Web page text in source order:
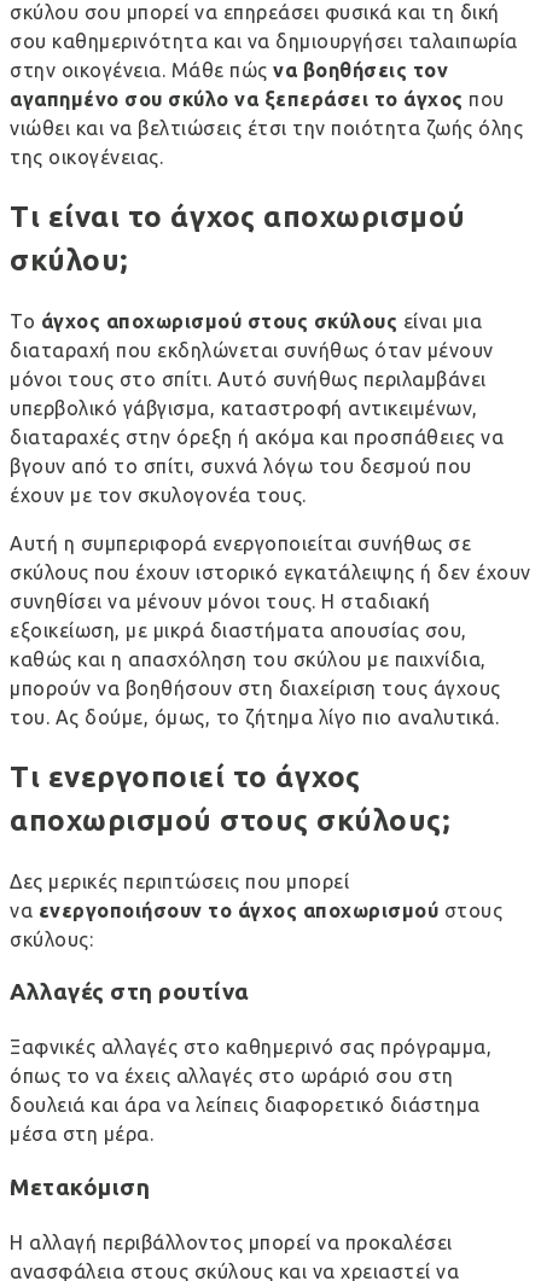
σκύλου σου μπορεί να επηρεάσει φυσικά και τη δική
σου καθημερινότητα και να δημιουργήσει ταλαιπωρία
στην οικογένεια. Μάθε πώς να βοηθήσεις τον
αγαπημένο σου σκύλο να ξεπεράσει το άγχος που
νιώθει και να βελτιώσεις έτσι την ποιότητα ζωής όλης
της οικογένειας.
Τι είναι το άγχος αποχωρισμού
σκύλου;
Το άγχος αποχωρισμού στους σκύλους είναι μια
διαταραχή που εκδηλώνεται συνήθως όταν μένουν
μόνοι τους στο σπίτι. Αυτό συνήθως περιλαμβάνει
υπερβολικό γάβγισμα, καταστροφή αντικειμένων,
διαταραχές στην όρεξη ή ακόμα και προσπάθειες να
βγουν από το σπίτι, συχνά λόγω του δεσμού που
έχουν με τον σκυλογονέα τους.
Αυτή η συμπεριφορά ενεργοποιείται συνήθως σε
σκύλους που έχουν ιστορικό εγκατάλειψης ή δεν έχουν
συνηθίσει να μένουν μόνοι τους. Η σταδιακή
εξοικείωση, με μικρά διαστήματα απουσίας σου,
καθώς και η απασχόληση του σκύλου με παιχνίδια,
μπορούν να βοηθήσουν στη διαχείριση τους άγχους
του. Ας δούμε, όμως, το ζήτημα λίγο πιο αναλυτικά.
Τι ενεργοποιεί το άγχος
αποχωρισμού στους σκύλους;
Δες μερικές περιπτώσεις που μπορεί
να ενεργοποιήσουν το άγχος αποχωρισμού στους
σκύλους:
Αλλαγές στη ρουτίνα
Ξαφνικές αλλαγές στο καθημερινό σας πρόγραμμα,
όπως το να έχεις αλλαγές στο ωράριό σου στη
δουλειά και άρα να λείπεις διαφορετικό διάστημα
μέσα στη μέρα.
Μετακόμιση
Η αλλαγή περιβάλλοντος μπορεί να προκαλέσει
ανασφάλεια στους σκύλους και να χρειαστεί να